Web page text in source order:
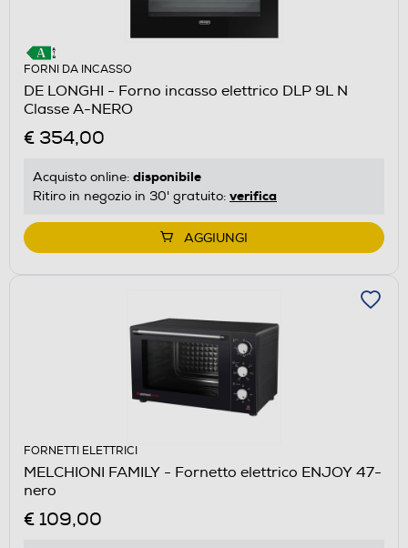
FORNI DA INCASSO
DE LONGHI - Forno incasso elettrico DLP 9L N
Classe A-NERO
€ 354,00
Acquisto online: disponibile
Ritiro in negozio in 30' gratuito: verifica
AGGIUNGI
FORNETTI ELETTRICI
MELCHIONI FAMILY - Fornetto elettrico ENJOY 47-
nero
€ 109,00